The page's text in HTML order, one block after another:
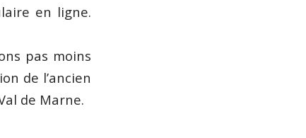
en ligne.
pas moins
de l’ancien
de Marne.